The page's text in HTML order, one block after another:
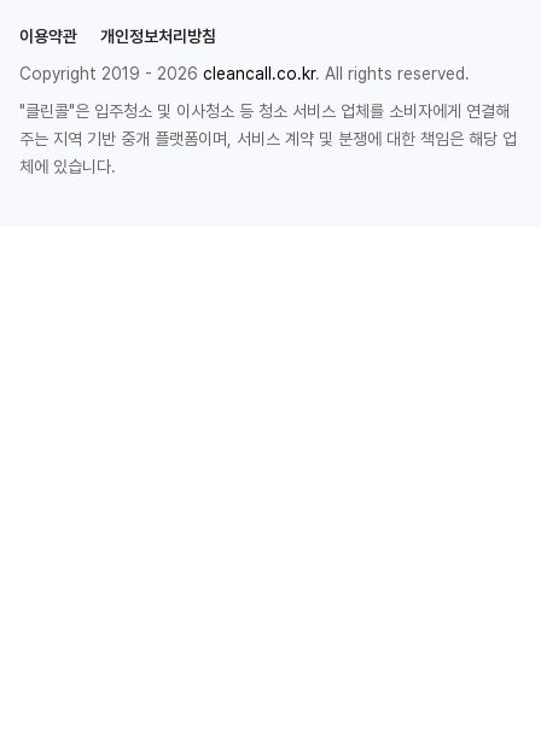
이용약관
개인정보처리방침
Copyright 2019 - 2026 cleancall.co.kr. All rights reserved.
"클린콜"은 입주청소 및 이사청소 등 청소 서비스 업체를 소비자에게 연결해
주는 지역 기반 중개 플랫폼이며, 서비스 계약 및 분쟁에 대한 책임은 해당 업
체에 있습니다.